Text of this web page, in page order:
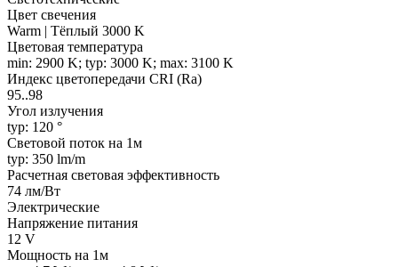
Цвет свечения
Warm | Тёплый 3000 K
Цветовая температура
min: 2900 K; typ: 3000 K; max: 3100 K
Индекс цветопередачи CRI (Ra)
95..98
Угол излучения
typ: 120 °
Световой поток на 1м
typ: 350 lm/m
Расчетная световая эффективность
74 лм/Вт
Электрические
Напряжение питания
12 V
Мощность на 1м